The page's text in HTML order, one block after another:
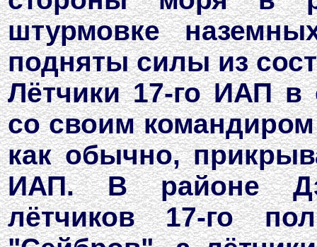
штурмовке
подняты силы из
Лётчики 17-го ИАП в
со своим
как обычно,
ИАП. В районе
лётчиков 17-го